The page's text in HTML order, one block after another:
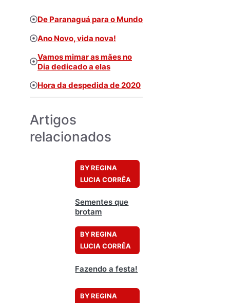
De Paranaguá para o Mundo
Ano Novo, vida nova!
Vamos mimar as mães no
Dia dedicado a elas
Hora da despedida de 2020
Artigos
relacionados
BY REGINA
LUCIA CORRÊA
Sementes que
brotam
BY REGINA
LUCIA CORRÊA
Fazendo a festa!
BY REGINA